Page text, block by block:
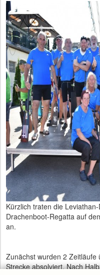
Kürzlich traten die
Drachenboot-Regatta auf
an.
Zunächst wurden 2
Strecke absolviert. Nach